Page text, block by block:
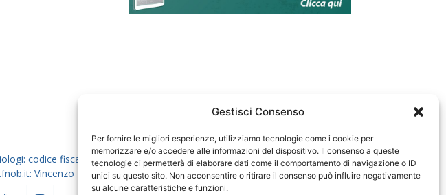
Gestisci Consenso
Per fornire le migliori esperienze, utilizziamo tecnologie come i cookie per
memorizzare e/o accedere alle informazioni del dispositivo. Il consenso a queste
tecnologie ci permetterà di elaborare dati come il comportamento di navigazione o ID
unici su questo sito. Non acconsentire o ritirare il consenso può influire negativamente
su alcune caratteristiche e funzioni.
codice fiscale 80069130583
Vincenzo D'Anna